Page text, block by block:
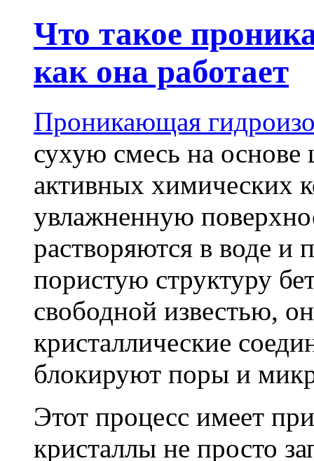
Что такое
как она работает
Проникающая
сухую смесь на основе
активных химических
увлажненную
растворяются в воде и
пористую структуру
свободной известью,
кристаллические
блокируют поры и
Этот процесс имеет
кристаллы не просто